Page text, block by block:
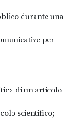
durante una
per
di un articolo
scientifico;